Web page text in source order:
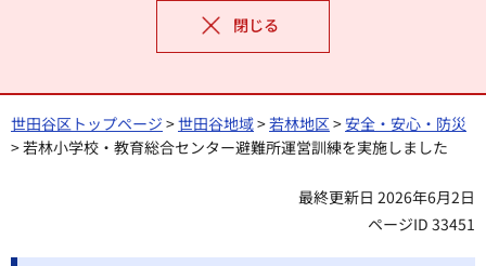
閉じる
世田谷区トップページ >世田谷地域>若林地区>安全・安心・防災
> 若林小学校・教育総合センター避難所運営訓練を実施しました
最終更新日 2026年6月2日
ページID 33451